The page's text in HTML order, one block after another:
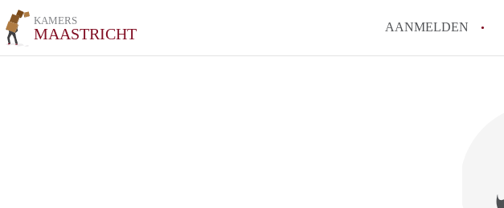
KAMERS
MAASTRICHT AANMELDEN